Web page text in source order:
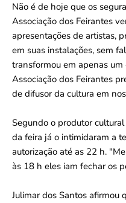
Não é de hoje que os
Associação dos Feirantes
apresentações de artistas,
em suas instalações, sem
transformou em apenas
Associação dos Feirantes
de difusor da cultura em
Segundo o produtor
da feira já o intimidaram a
autorização até as 22 h.
às 18 h eles iam fechar os
Julimar dos Santos afirmou